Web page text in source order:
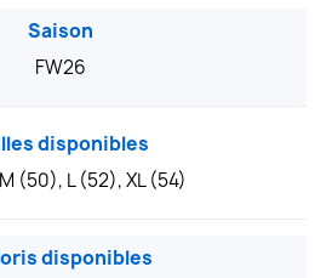
Saison
FW26
disponibles
(50), L (52), XL (54)
disponibles